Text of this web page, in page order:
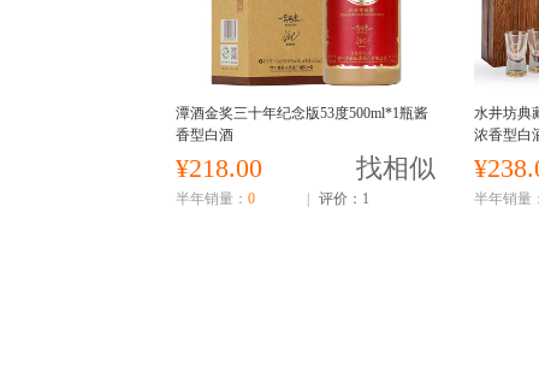
潭酒金奖三十年纪念版53度500ml*1瓶酱
香型白酒
¥218.00 找相似
半年销量： 0 评价：1
水井坊典
浓香型白
半年销量